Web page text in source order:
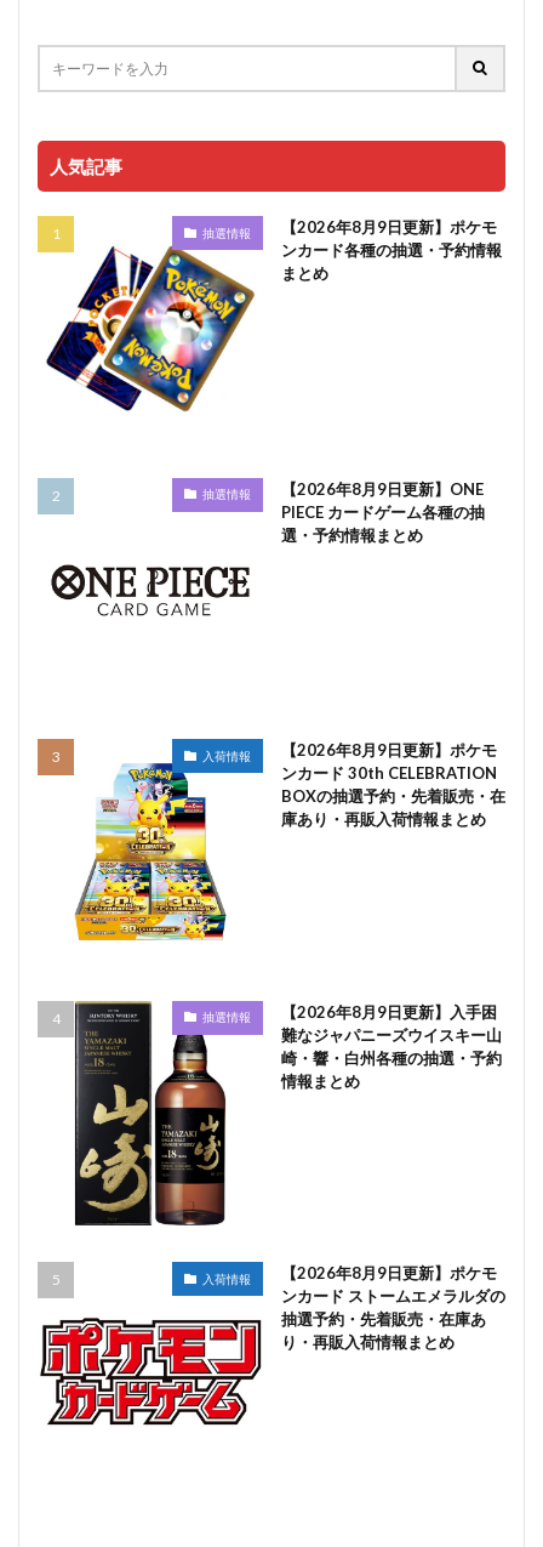
人気記事
抽選情報
【2026年8月9日更新】ポケモ
ンカード各種の抽選・予約情報
まとめ
抽選情報
【2026年8月9日更新】ONE
PIECE カードゲーム各種の抽
選・予約情報まとめ
入荷情報
【2026年8月9日更新】ポケモ
ンカード 30th CELEBRATION
BOXの抽選予約・先着販売・在
庫あり・再販入荷情報まとめ
抽選情報
【2026年8月9日更新】入手困
難なジャパニーズウイスキー山
崎・響・白州各種の抽選・予約
情報まとめ
入荷情報
【2026年8月9日更新】ポケモ
ンカード ストームエメラルダの
抽選予約・先着販売・在庫あ
り・再販入荷情報まとめ